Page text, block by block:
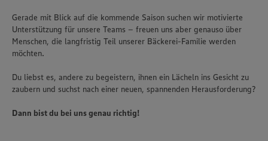
Gerade mit Blick auf die kommende Saison suchen wir motivierte
Unterstützung für unsere Teams – freuen uns aber genauso über
Menschen, die langfristig Teil unserer Bäckerei-Familie werden
möchten.
Du liebst es, andere zu begeistern, ihnen ein Lächeln ins Gesicht zu
zaubern und suchst nach einer neuen, spannenden Herausforderung?
Dann bist du bei uns genau richtig!